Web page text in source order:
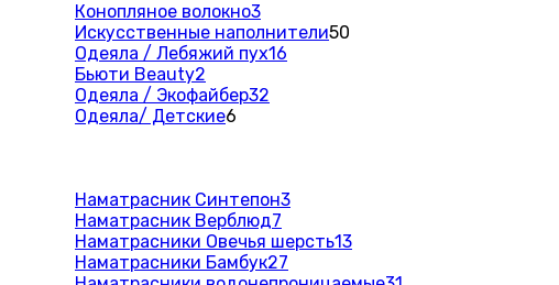
Конопляное волокно3
Искусственные наполнители50
Одеяла / Лебяжий пух16
Бьюти Beauty2
Одеяла / Экофайбер32
Одеяла/ Детские6
Наматрасник Синтепон3
Наматрасник Верблюд7
Наматрасники Овечья шерсть13
Наматрасники Бамбук27